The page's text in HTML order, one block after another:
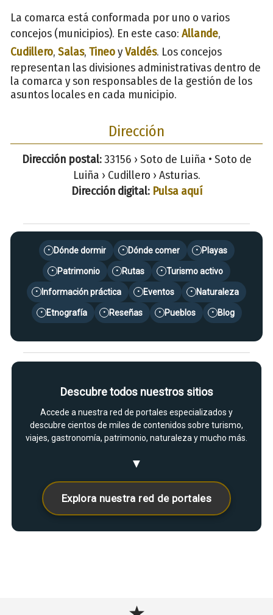
La comarca está conformada por uno o varios
concejos (municipios). En este caso: Allande,
Cudillero, Salas, TineoyValdés. Los concejos
representan las divisiones administrativas dentro de
la comarca y son responsables de la gestión de los
asuntos locales en cada municipio.
Dirección
Dirección postal:33156 › Soto de Luiña • Soto de
Luiña › Cudillero › Asturias.
Dirección digital: Pulsa aquí
• Dónde dormir • Dónde comer • Playas
• Patrimonio • Rutas • Turismo activo
• Información práctica • Eventos • Naturaleza
• Etnografía • Reseñas • Pueblos • Blog
Descubre todos nuestros sitios
Accede a nuestra red de portales especializados y
descubre cientos de miles de contenidos sobre turismo,
viajes, gastronomía, patrimonio, naturaleza y mucho más.
▼
Explora nuestra red de portales